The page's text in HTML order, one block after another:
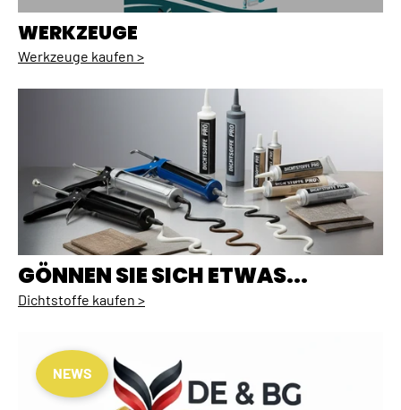
WERKZEUGE
Werkzeuge kaufen >
GÖNNEN SIE SICH ETWAS...
Dichtstoffe kaufen >
NEWS